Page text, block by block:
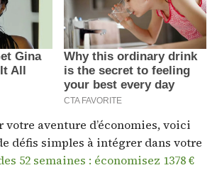
votre aventure d’économies, voici
défis simples à intégrer dans votre
52 semaines : économisez 1378 €